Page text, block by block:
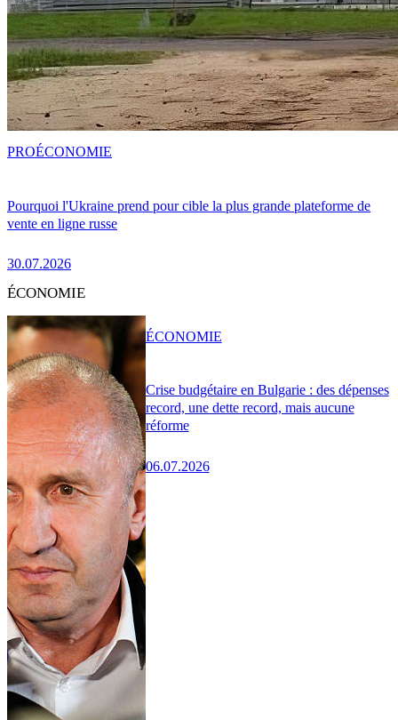
Pourquoi l'Ukraine prend pour cible la plus grande plateforme de
vente en ligne russe
30.07.2026
PROÉCONOMIE
ÉCONOMIE
Crise budgétaire en Bulgarie : des dépenses
record, une dette record, mais aucune
réforme
06.07.2026
ÉCONOMIE